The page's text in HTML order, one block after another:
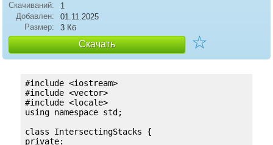
Скачиваний:
1
Добавлен:
01.11.2025
Размер:
3 Кб
Скачать ☆
#include <iostream>
#include <vector>
#include <locale>
using namespace std;
class IntersectingStacks {
private: